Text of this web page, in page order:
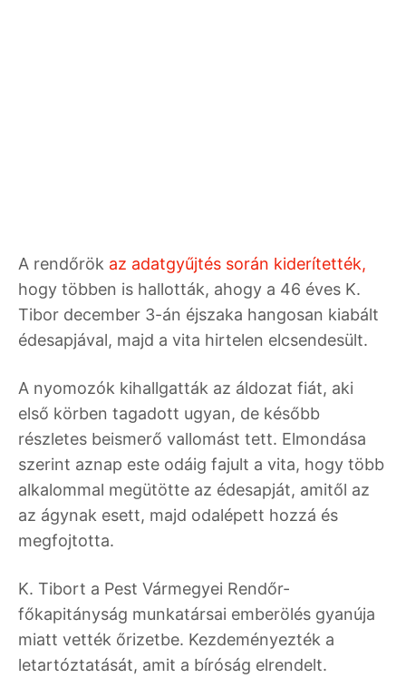
A rendőrök az adatgyűjtés során kiderítették,
hogy többen is hallották, ahogy a 46 éves K.
Tibor december 3-án éjszaka hangosan kiabált
édesapjával, majd a vita hirtelen elcsendesült.
A nyomozók kihallgatták az áldozat fiát, aki
első körben tagadott ugyan, de később
részletes beismerő vallomást tett. Elmondása
szerint aznap este odáig fajult a vita, hogy több
alkalommal megütötte az édesapját, amitől az
az ágynak esett, majd odalépett hozzá és
megfojtotta.
K. Tibort a Pest Vármegyei Rendőr-
főkapitányság munkatársai emberölés gyanúja
miatt vették őrizetbe. Kezdeményezték a
letartóztatását, amit a bíróság elrendelt.